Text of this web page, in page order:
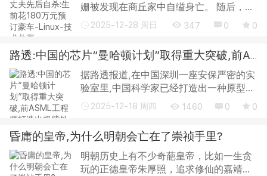
姗被发现在商丘家中自缢身亡。 随后，其
服务过的多个储户发现，自己积聚的财富
已从银行卡里消失。银行流水显示，自
进行转款...
2025-12-28 周日 347 0 0
路透:中国的芯片“曼哈顿计划”取得重大突破,前ASML工程师打造出极紫外光刻机原型机
据路透报道,在中国深圳一座安保严密的实
验室里,中国科学家已经打造出一种原型
机,能够生产最先进的半导体芯片,些芯片
是人工智能、智能手机和西方军事主导地
来一...
2025-12-18 周四 1460 0 0
昏庸的皇帝,为什么明朝会亡在了崇祯手里?
明朝历史上有不少奇葩皇帝，比如一生贪
玩的正德皇帝朱厚照，追求修仙的嘉靖皇